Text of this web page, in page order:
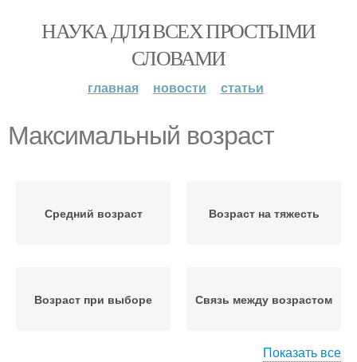
НАУКА ДЛЯ ВСЕХ ПРОСТЫМИ
СЛОВАМИ
главная новости статьи
Максимальный возраст
Средний возраст Возраст на тяжесть
Возраст при выборе Связь между возрастом
Показать все